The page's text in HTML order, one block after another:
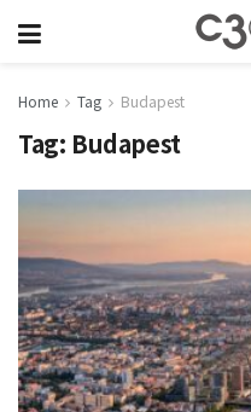
Home Tag Budapest
Tag: Budapest